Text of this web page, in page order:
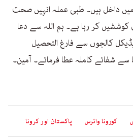
داخل ہیں۔ طبی عملہ انہیں صحت
کر رہا ہے۔ ہم اللہ سے دعا
کالجوں سے فارغ التحصیل
سے شفائے کاملہ عطا فرمائے۔ آمین۔
کورونا وائرس پاکستان اور کرونا